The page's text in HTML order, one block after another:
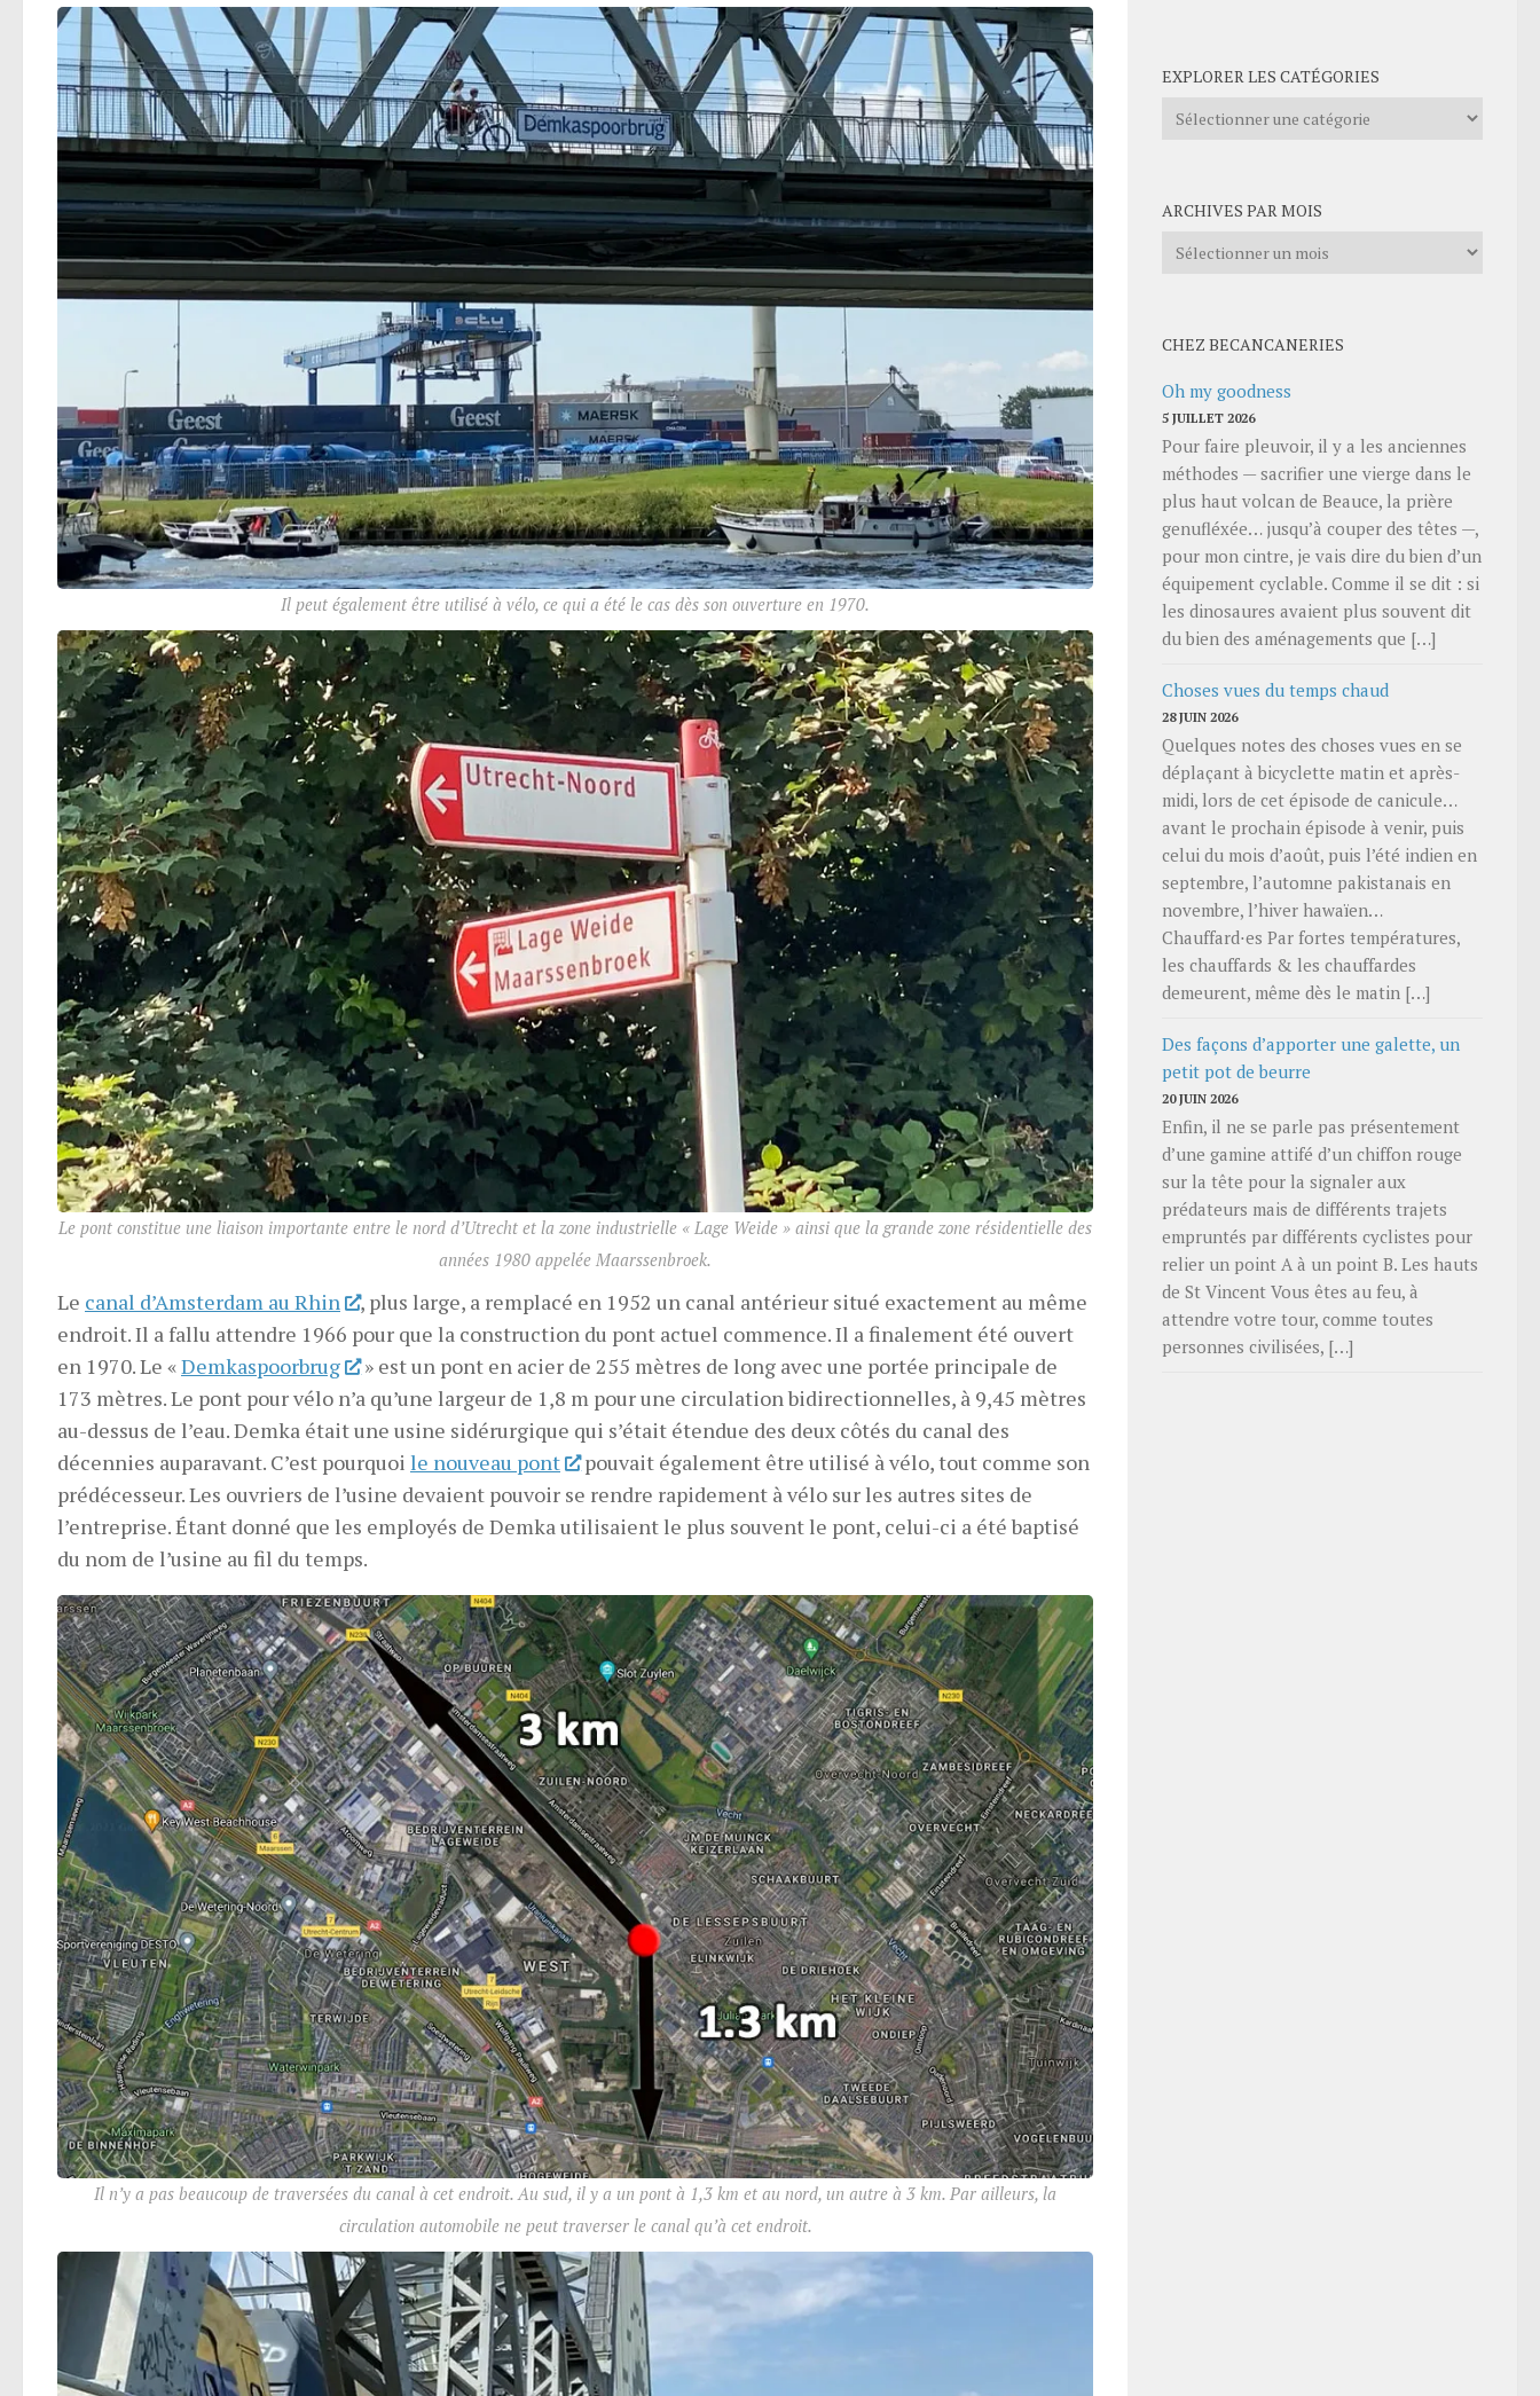
Il peut également être utilisé à vélo, ce qui a été le cas dès son ouverture en 1970.
Le pont constitue une liaison importante entre le nord d’Utrecht et la zone industrielle « Lage Weide » ainsi que la grande zone résidentielle des
années 1980 appelée Maarssenbroek.
Le canal d’Amsterdam au Rhin
, plus large, a remplacé en 1952 un canal antérieur situé exactement au même
endroit. Il a fallu attendre 1966 pour que la construction du pont actuel commence. Il a finalement été ouvert
en 1970. Le «Demkaspoorbrug
» est un pont en acier de 255 mètres de long avec une portée principale de
173 mètres. Le pont pour vélo n’a qu’une largeur de 1,8 m pour une circulation bidirectionnelles, à 9,45 mètres
au-dessus de l’eau. Demka était une usine sidérurgique qui s’était étendue des deux côtés du canal des
décennies auparavant. C’est pourquoi le nouveau pont
pouvait également être utilisé à vélo, tout comme son
prédécesseur. Les ouvriers de l’usine devaient pouvoir se rendre rapidement à vélo sur les autres sites de
l’entreprise. Étant donné que les employés de Demka utilisaient le plus souvent le pont, celui-ci a été baptisé
du nom de l’usine au fil du temps.
Il n’y a pas beaucoup de traversées du canal à cet endroit. Au sud, il y a un pont à 1,3 km et au nord, un autre à 3 km. Par ailleurs, la
circulation automobile ne peut traverser le canal qu’à cet endroit.
EXPLORER LES CATÉGORIES
Explorer
ARCHIVES PAR MOIS
Archives
CHEZ BECANCANERIES
Oh my goodness
5 JUILLET 2026
Pour faire pleuvoir, il y a les anciennes
méthodes — sacrifier une vierge dans le
plus haut volcan de Beauce, la prière
genufléxée… jusqu’à couper des têtes —,
pour mon cintre, je vais dire du bien d’un
équipement cyclable. Comme il se dit : si
les dinosaures avaient plus souvent dit
du bien des aménagements que […]
Choses vues du temps chaud
28 JUIN 2026
Quelques notes des choses vues en se
déplaçant à bicyclette matin et après-
midi, lors de cet épisode de canicule…
avant le prochain épisode à venir, puis
celui du mois d’août, puis l’été indien en
septembre, l’automne pakistanais en
novembre, l’hiver hawaïen…
Chauffard⋅es Par fortes températures,
les chauffards & les chauffardes
demeurent, même dès le matin […]
Des façons d’apporter une galette, un
petit pot de beurre
20 JUIN 2026
Enfin, il ne se parle pas présentement
d’une gamine attifé d’un chiffon rouge
sur la tête pour la signaler aux
prédateurs mais de différents trajets
empruntés par différents cyclistes pour
relier un point A à un point B. Les hauts
de St Vincent Vous êtes au feu, à
attendre votre tour, comme toutes
personnes civilisées, […]